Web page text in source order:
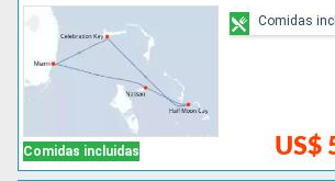
Comidas incluidas US$
Comidas